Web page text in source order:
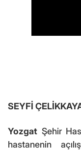
SEYFİ
Yozgat Şehir
hastanenin